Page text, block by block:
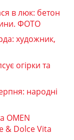
в люк: бетон
ФОТО
художник,
огірки та
народні
OMEN
& Dolce Vita